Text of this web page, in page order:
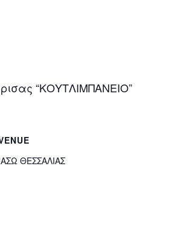
“ΚΟΥΤΛΙΜΠΑΝΕΙΟ”
ΘΕΣΣΑΛΙΑΣ